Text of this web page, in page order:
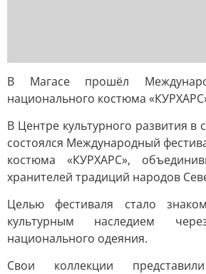
В Магасе прошёл
национального костюма
В Центре культурного развития в
состоялся Международный
костюма «КУРХАРС»,
хранителей традиций народов
Целью фестиваля стало
культурным наследием
национального одеяния.
Свои коллекции